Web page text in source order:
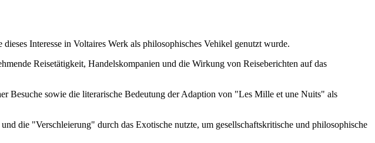
Interesse in Voltaires Werk als philosophisches Vehikel genutzt wurde.
Reisetätigkeit, Handelskompanien und die Wirkung von Reiseberichten auf das
Besuche sowie die literarische Bedeutung der Adaption von "Les Mille et une Nuits" als
die "Verschleierung" durch das Exotische nutzte, um gesellschaftskritische und philosophische